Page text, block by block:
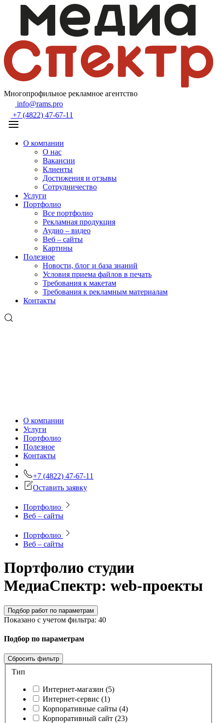
Многопрофильное рекламное агентство
info@rams.pro
+7 (4822) 47-67-11
О компании
О нас
Вакансии
Клиенты
Достижения и отзывы
Сотрудничество
Услуги
Портфолио
Все портфолио
Рекламная продукция
Аудио – видео
Веб – сайты
Картины
Полезное
Новости, блог и база знаний
Условия приема файлов в печать
Требования к макетам
Требования к рекламным материалам
Контакты
О компании
Услуги
Портфолио
Полезное
Контакты
+7 (4822) 47-67-11
Оставить заявку
Портфолио
Веб – сайты
Портфолио
Веб – сайты
Портфолио студии
МедиаСпектр: web-проекты
Подбор работ по параметрам
Показано с учетом фильтра: 40
Подбор по параметрам
Cбросить фильтр
Тип
Интернет-магазин (5)
Интернет-сервис (1)
Корпоративные сайты (4)
Корпоративный сайт (23)